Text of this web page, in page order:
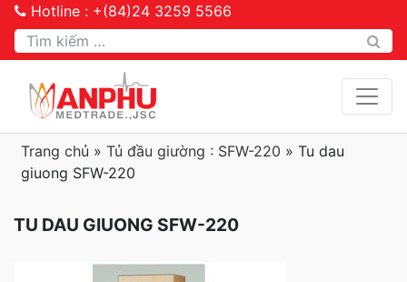
Hotline : +(84)24 3259 5566
Tìm kiếm
Trang chủ » Tủ đầu giường : SFW-220 » Tu dau
giuong SFW-220
TU DAU GIUONG SFW-220